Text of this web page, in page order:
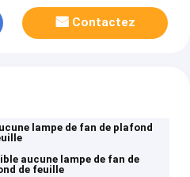
Contactez
lampe de fan de plafond
aucune lampe de fan de
de feuille